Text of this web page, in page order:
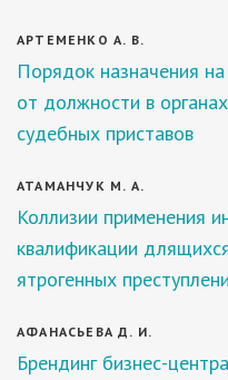
АРТЕМЕНКО А. В.
Порядок назначения
от должности в
судебных приставов
АТАМАНЧУК М. А.
Коллизии применения
квалификации
ятрогенных
АФАНАСЬЕВА Д. И.
Брендинг бизнес-